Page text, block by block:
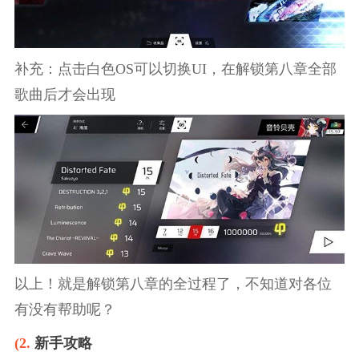
补充：点击白色OS可以切换UI，在解锁第八章全部
歌曲后才会出现
以上！就是解锁第八章的全过程了，不知道对各位
有没有帮助呢？
(2. 新手攻略